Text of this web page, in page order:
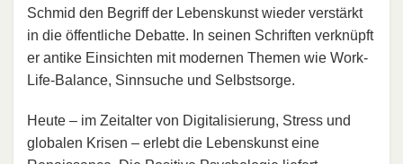
Schmid den Begriff der Lebenskunst wieder verstärkt
in die öffentliche Debatte. In seinen Schriften verknüpft
er antike Einsichten mit modernen Themen wie Work-
Life-Balance, Sinnsuche und Selbstsorge.
Heute – im Zeitalter von Digitalisierung, Stress und
globalen Krisen – erlebt die Lebenskunst eine